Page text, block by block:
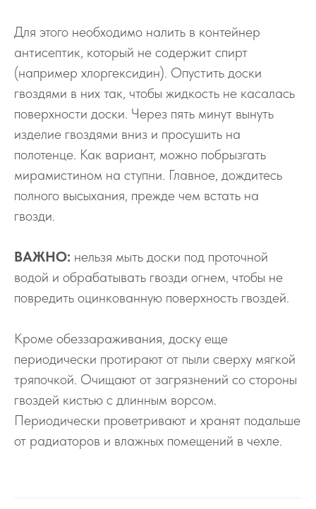
Для этого необходимо налить в контейнер
антисептик, который не содержит спирт
(например хлоргексидин). Опустить доски
гвоздями в них так, чтобы жидкость не касалась
поверхности доски. Через пять минут вынуть
изделие гвоздями вниз и просушить на
полотенце. Как вариант, можно побрызгать
мирамистином на ступни. Главное, дождитесь
полного высыхания, прежде чем встать на
гвозди.
ВАЖНО: нельзя мыть доски под проточной
водой и обрабатывать гвозди огнем, чтобы не
повредить оцинкованную поверхность гвоздей.
Кроме обеззараживания, доску еще
периодически протирают от пыли сверху мягкой
тряпочкой. Очищают от загрязнений со стороны
гвоздей кистью с длинным ворсом.
Периодически проветривают и хранят подальше
от радиаторов и влажных помещений в чехле.